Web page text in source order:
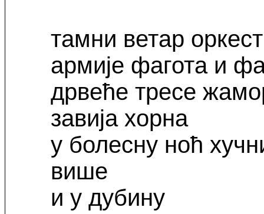
тамни ветар
армије фагота и
дрвеће тресе
завија хорна
у болесну ноћ
више
и у дубину